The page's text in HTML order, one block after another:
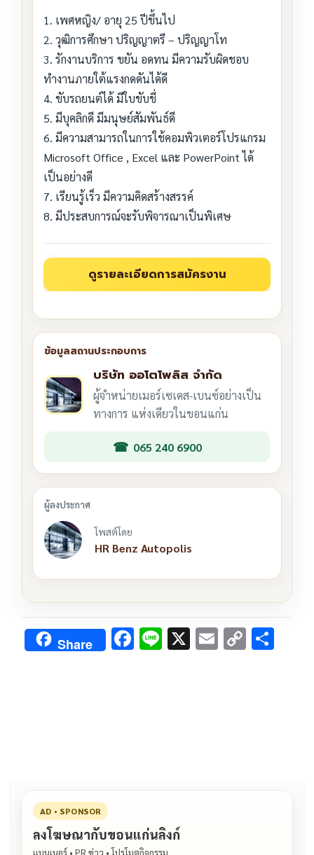
1. เพศหญิง/ อายุ 25 ปีขึ้นไป
2. วุฒิการศึกษา ปริญญาตรี – ปริญญาโท
3. รักงานบริการ ขยัน อดทน มีความรับผิดชอบ
ทำงานภายใต้แรงกดดันได้ดี
4. ขับรถยนต์ได้ มีใบขับขี่
5. มีบุคลิกดี มีมนุษย์สัมพันธ์ดี
6. มีความสามารถในการใช้คอมพิวเตอร์โปรแกรม
Microsoft Office , Excel และ PowerPoint ได้
เป็นอย่างดี
7. เรียนรู้เร็ว มีความคิดสร้างสรรค์
8. มีประสบการณ์จะรับพิจารณาเป็นพิเศษ
บริษัท ออโตโพลิส จำกัด
ผู้จำหน่ายเมอร์เซเดส-เบนซ์อย่างเป็น
ทางการ แห่งเดียวในขอนแก่น
065 240 6900
โพสต์โดย
HR Benz Autopolis
Share F Li X E C
AD • SPONSOR
ลงโฆษณากับขอนแก่นลิงก์